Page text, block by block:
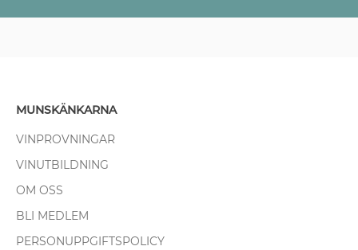
MUNSKÄNKARNA
VINPROVNINGAR
VINUTBILDNING
OM OSS
BLI MEDLEM
PERSONUPPGIFTSPOLICY